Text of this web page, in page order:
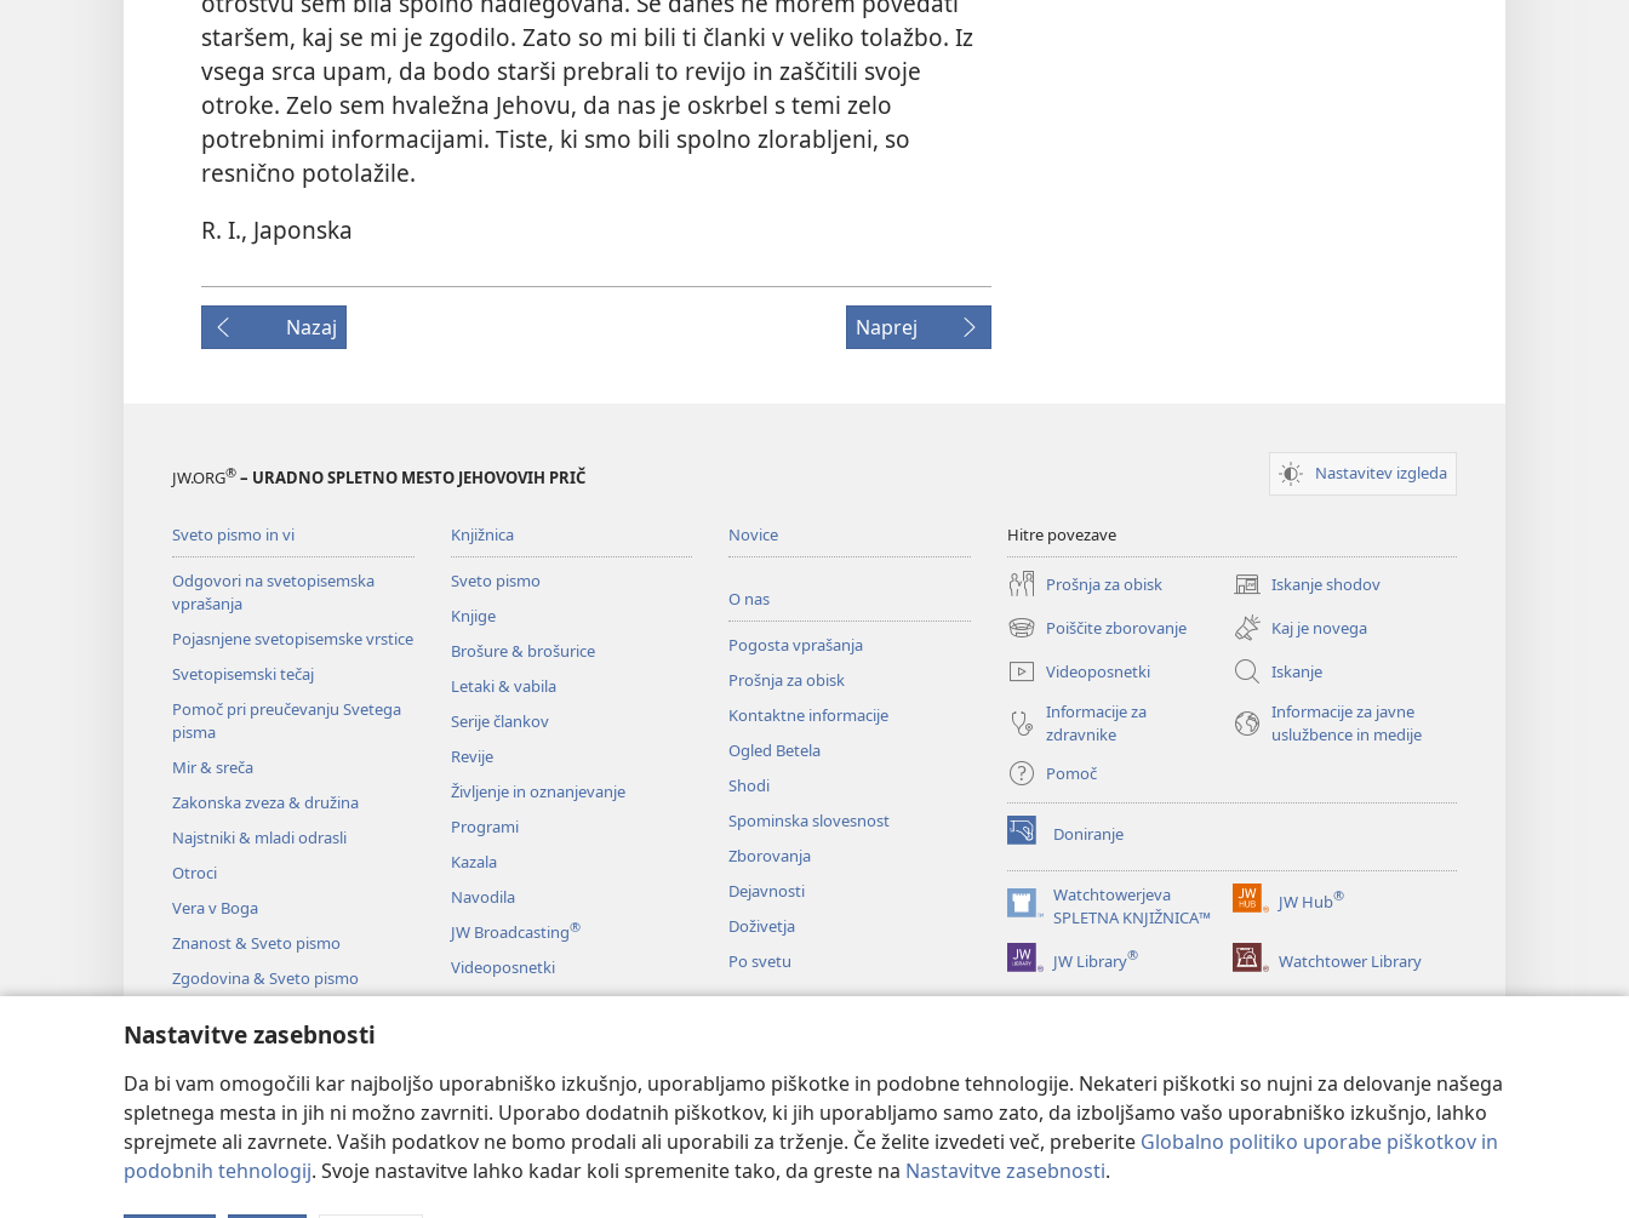
Nastavitve zasebnosti
Da bi vam omogočili kar najboljšo uporabniško izkušnjo, uporabljamo piškotke in podobne tehnologije. Nekateri piškotki so nujni za delovanje našega
spletnega mesta in jih ni možno zavrniti. Uporabo dodatnih piškotkov, ki jih uporabljamo samo zato, da izboljšamo vašo uporabniško izkušnjo, lahko
sprejmete ali zavrnete. Vaših podatkov ne bomo prodali ali uporabili za trženje. Če želite izvedeti več, preberite Globalno politiko uporabe piškotkov in
podobnih tehnologij. Svoje nastavitve lahko kadar koli spremenite tako, da greste na Nastavitve zasebnosti.
staršem, kaj se mi je zgodilo. Zato so mi bili ti članki v veliko tolažbo. Iz
vsega srca upam, da bodo starši prebrali to revijo in zaščitili svoje
otroke. Zelo sem hvaležna Jehovu, da nas je oskrbel s temi zelo
potrebnimi informacijami. Tiste, ki smo bili spolno zlorabljeni, so
resnično potolažile.
R. I., Japonska
Nazaj Naprej
JW.ORG® – URADNO SPLETNO MESTO JEHOVOVIH PRIČ Nastavitev izgleda
Sveto pismo in vi
Odgovori na svetopisemska
vprašanja
Pojasnjene svetopisemske vrstice
Svetopisemski tečaj
Pomoč pri preučevanju Svetega
pisma
Mir & sreča
Zakonska zveza & družina
Najstniki & mladi odrasli
Otroci
Vera v Boga
Znanost & Sveto pismo
Zgodovina & Sveto pismo
Knjižnica
Sveto pismo
Knjige
Brošure & brošurice
Letaki & vabila
Serije člankov
Revije
Življenje in oznanjevanje
Programi
Kazala
Navodila
JW Broadcasting®
Videoposnetki
Glasba
Dramsko branje Svetega pisma
Novice
O nas
Pogosta vprašanja
Prošnja za obisk
Kontaktne informacije
Ogled Betela
Shodi
Spominska slovesnost
Zborovanja
Dejavnosti
Doživetja
Po svetu
Hitre povezave
Prošnja za obisk Iskanje shodov
(odpre
novo
okno)
Poiščite zborovanje
(odpre
novo
okno)
Kaj je novega
Videoposnetki
Iskanje
Informacije za
zdravnike
Informacije za javne
uslužbence in medije
Pomoč
Doniranje
(odpre
novo
okno)
Watchtowerjeva
SPLETNA KNJIŽNICA™
(odpre
novo
okno)
JW Hub®
(odpre
okno)
JW Library® Watchtower Library
Copyright© 2026 Watch Tower Bible and Tract Society of Pennsylvania. POGOJI UPORABE |POLITIKA ZASEBNOSTI